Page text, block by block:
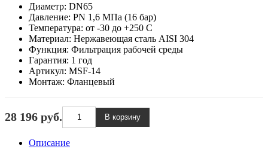
Диаметр: DN65
Давление: PN 1,6 МПа (16 бар)
Температура: от -30 до +250 С
Материал: Нержавеющая сталь AISI 304
Функция: Фильтрация рабочей среды
Гарантия: 1 год
Артикул: MSF-14
Монтаж: Фланцевый
28 196 руб.
Описание